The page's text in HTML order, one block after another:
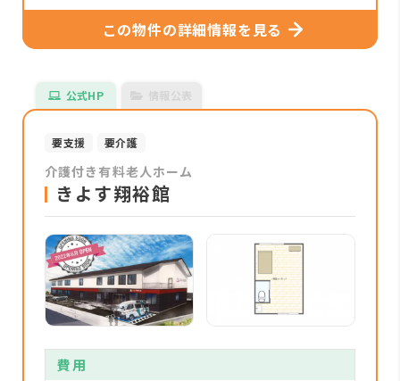
この物件の詳細情報を見る
公式HP
要支援 要介護
介護付き有料老人ホーム
きよす翔裕館
費用